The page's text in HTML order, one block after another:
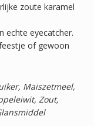
zoute karamel
echte eyecatcher.
of gewoon
Maiszetmeel,
Zout,